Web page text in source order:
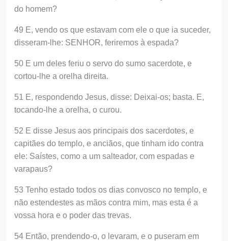
do homem?
49 E, vendo os que estavam com ele o que ia suceder,
disseram-lhe: SENHOR, feriremos à espada?
50 E um deles feriu o servo do sumo sacerdote, e
cortou-lhe a orelha direita.
51 E, respondendo Jesus, disse: Deixai-os; basta. E,
tocando-lhe a orelha, o curou.
52 E disse Jesus aos principais dos sacerdotes, e
capitães do templo, e anciãos, que tinham ido contra
ele: Saístes, como a um salteador, com espadas e
varapaus?
53 Tenho estado todos os dias convosco no templo, e
não estendestes as mãos contra mim, mas esta é a
vossa hora e o poder das trevas.
54 Então, prendendo-o, o levaram, e o puseram em